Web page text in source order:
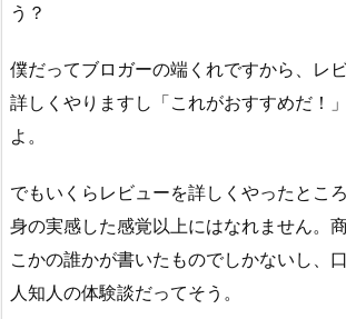
う？
僕だってブロガーの端くれですから、レ
詳しくやりますし「これがおすすめだ！
よ。
でもいくらレビューを詳しくやったとこ
身の実感した感覚以上にはなれません。
こかの誰かが書いたものでしかないし、
人知人の体験談だってそう。